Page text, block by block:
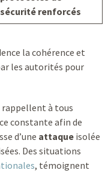
sécurité renforcés
la cohérence et
les autorités pour
rappellent à tous
constante afin de
d’une attaqueisolée
Des situations
, témoignent